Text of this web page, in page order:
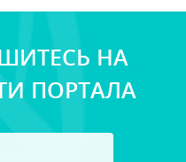
НА
ПОРТАЛА